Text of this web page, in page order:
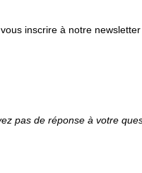
inscrire à notre
pas de réponse à votre